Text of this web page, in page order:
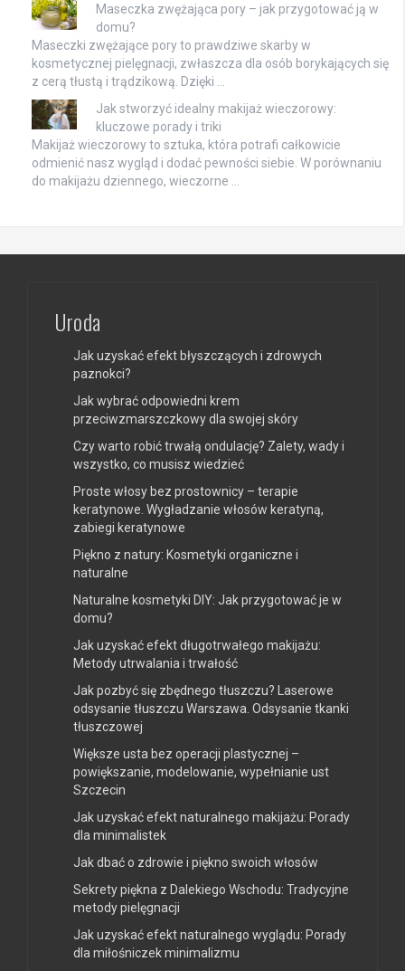
Maseczka zwężająca pory – jak przygotować ją w
domu?
Maseczki zwężające pory to prawdziwe skarby w
kosmetycznej pielęgnacji, zwłaszcza dla osób borykających się
z cerą tłustą i trądzikową. Dzięki …
Jak stworzyć idealny makijaż wieczorowy:
kluczowe porady i triki
Makijaż wieczorowy to sztuka, która potrafi całkowicie
odmienić nasz wygląd i dodać pewności siebie. W porównaniu
do makijażu dziennego, wieczorne …
Uroda
Jak uzyskać efekt błyszczących i zdrowych
paznokci?
Jak wybrać odpowiedni krem
przeciwzmarszczkowy dla swojej skóry
Czy warto robić trwałą ondulację? Zalety, wady i
wszystko, co musisz wiedzieć
Proste włosy bez prostownicy – terapie
keratynowe. Wygładzanie włosów keratyną,
zabiegi keratynowe
Piękno z natury: Kosmetyki organiczne i
naturalne
Naturalne kosmetyki DIY: Jak przygotować je w
domu?
Jak uzyskać efekt długotrwałego makijażu:
Metody utrwalania i trwałość
Jak pozbyć się zbędnego tłuszczu? Laserowe
odsysanie tłuszczu Warszawa. Odsysanie tkanki
tłuszczowej
Większe usta bez operacji plastycznej –
powiększanie, modelowanie, wypełnianie ust
Szczecin
Jak uzyskać efekt naturalnego makijażu: Porady
dla minimalistek
Jak dbać o zdrowie i piękno swoich włosów
Sekrety piękna z Dalekiego Wschodu: Tradycyjne
metody pielęgnacji
Jak uzyskać efekt naturalnego wyglądu: Porady
dla miłośniczek minimalizmu